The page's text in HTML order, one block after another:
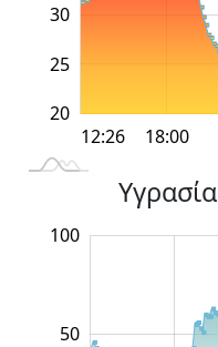
20
20
25
30
L12:26
12:00 18:00
12:00
18:00
100
100
50